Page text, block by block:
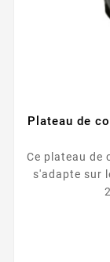
Plateau de
Ce plateau de
s'adapte sur